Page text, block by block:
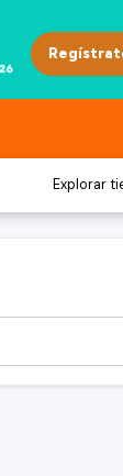
Explorar